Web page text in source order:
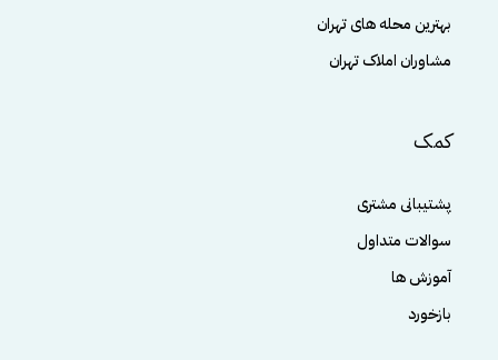
بهترین محله های تهران
مشاوران املاک تهران
کمک
پشتیبانی مشتری
سوالات متداول
آموزش ها
بازخورد